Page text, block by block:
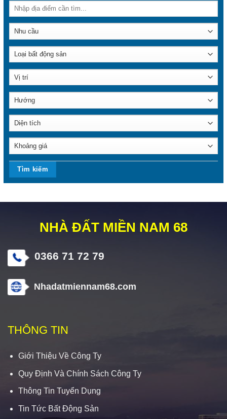
NHÀ ĐẤT MIỀN NAM 68
0366 71 72 79
Nhadatmiennam68.com
THÔNG TIN
Giới Thiệu Về Công Ty
Quy Định Và Chính Sách Công Ty
Thông Tin Tuyển Dụng
Tin Tức Bất Động Sản